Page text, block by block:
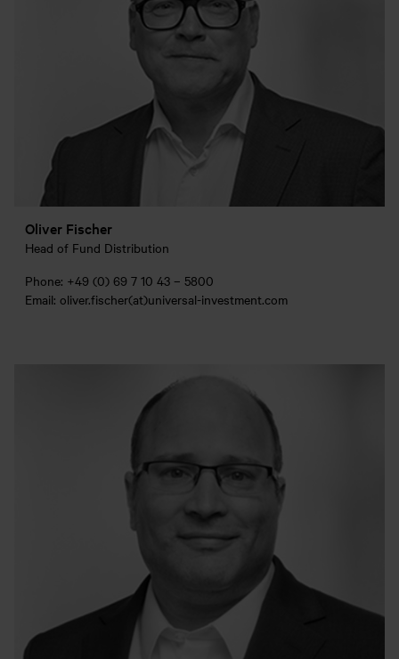
Oliver Fischer
Head of Fund Distribution
Phone: +49 (0) 69 7 10 43 – 5800
Email: oliver.fischer(at)universal-investment.com